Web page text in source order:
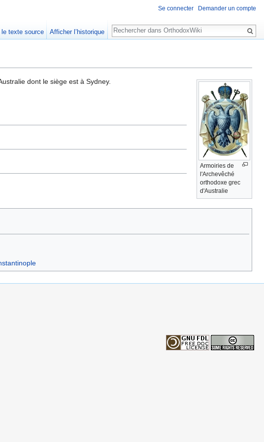
Armoiries de
l'Archevêché
orthodoxe grec
d'Australie
dont le siège est à Sydney.
Se connecter Demander un compte
le texte source Afficher l’historique
Rechercher